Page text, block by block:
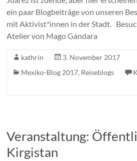
ein paar Blogbeiträge von unseren
mit Aktivist*innen in der Stadt.
Atelier von Mago Gándara
kathrin
3. November 2017
Mexiko-Blog 2017, Reiseblogs
Veranstaltung:
Kirgistan